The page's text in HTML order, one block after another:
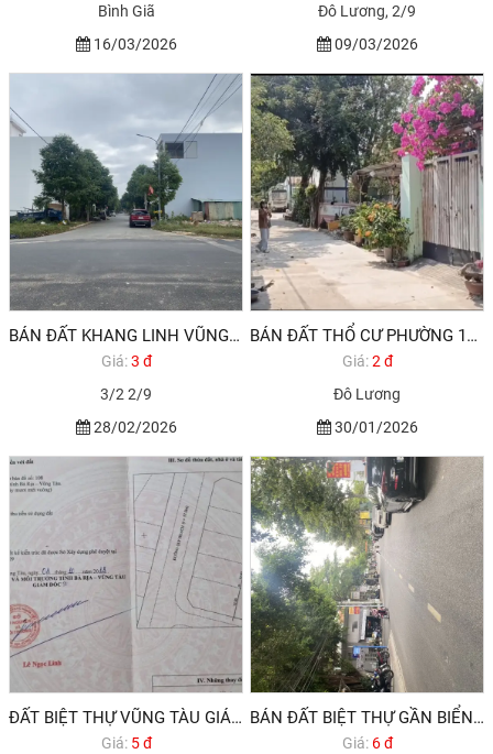
Bình Giã
16/03/2026
Đô Lương, 2/9
09/03/2026
BÁN ĐẤT KHANG LINH VŨNG TÀU PHƯỜNG 11 GẦN BIỂN
Giá:3 đ
3/2 2/9
28/02/2026
BÁN ĐẤT THỔ CƯ PHƯỜNG 11 VŨNG TÀU 100M2 2,6 TỶ (1/2026)
Giá:2 đ
Đô Lương
30/01/2026
ĐẤT BIỆT THỰ VŨNG TÀU GIÁ RẺ NHƯ CHO 270M2 5,4 TỶ
Giá: 5 đ
BÁN ĐẤT BIỆT THỰ GẦN BIỂN VŨNG TÀU, GẦN SUN GRUOP GIÁ 6,6 TỶ
Giá: 6 đ